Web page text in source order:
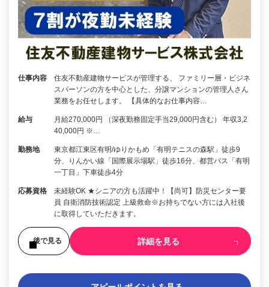
仕事内容
住友不動産建物サービスが管理する、 ファミリー層・ビジネ
スパーソンの方を中心とした、分譲マンションの管理人さん
業務をお任せします。 【具体的なお仕事内容…
給与
月給270,000円 （深夜勤務固定手当29,000円含む） 年収3,2
40,000円 ※…
勤務地
東京都江東区有明/ゆりかもめ「有明テニスの森駅」徒歩9
分、りんかい線「国際展示場駅」徒歩16分、都営バス「有明
一丁目」下車徒歩4分
応募資格
未経験OK ★シニアの方も活躍中！【尚可】防災センター要
員 自衛消防技術認定 上級救命※お持ちでない方には入社後
に取得していただきます。
後で見る 詳細を見る